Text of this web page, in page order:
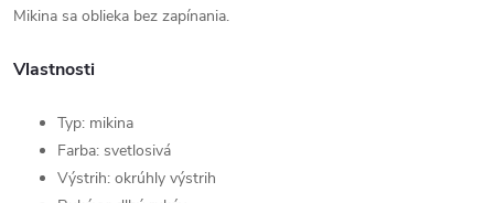
Mikina sa oblieka bez zapínania.
Vlastnosti
Typ: mikina
Farba: svetlosivá
Výstrih: okrúhly výstrih